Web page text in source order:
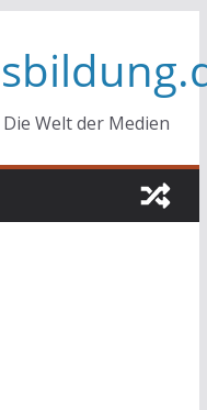
Welt der Medien